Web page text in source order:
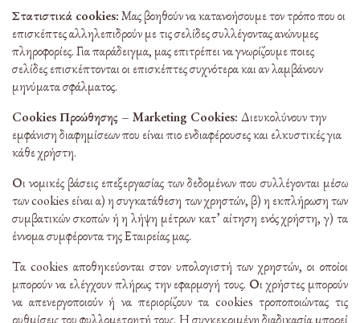
Στατιστικά cookies:Μας βοηθούν να κατανοήσουμε τον τρόπο που οι
επισκέπτες αλληλεπιδρούν με τις σελίδες συλλέγοντας ανώνυμες
πληροφορίες. Για παράδειγμα, μας επιτρέπει να γνωρίζουμε ποιες
σελίδες επισκέπτονται οι επισκέπτες συχνότερα και αν λαμβάνουν
μηνύματα σφάλματος.
Cookies Προώθησης – Marketing Cookies: Διευκολύνουν την
εμφάνιση διαφημίσεων που είναι πιο ενδιαφέρουσες και ελκυστικές για
κάθε χρήστη.
Οι νομικές βάσεις επεξεργασίας των δεδομένων που συλλέγονται μέσω
των cookies είναι α) η συγκατάθεση των χρηστών, β) η εκπλήρωση των
συμβατικών σκοπών ή η λήψη μέτρων κατ’ αίτηση ενός χρήστη, γ) τα
έννομα συμφέροντα της Εταιρείας μας.
Τα cookies αποθηκεύονται στον υπολογιστή των χρηστών, οι οποίοι
μπορούν να ελέγχουν πλήρως την εφαρμογή τους. Οι χρήστες μπορούν
να απενεργοποιούν ή να περιορίζουν τα cookies τροποποιώντας τις
ρυθμίσεις του φυλλομετρητή τους. Η συγκεκριμένη διαδικασία μπορεί